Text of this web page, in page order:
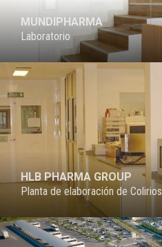
MUNDIPHARMA
Laboratorio
HLB PHARMA GROUP
Planta de elaboración de Colirios